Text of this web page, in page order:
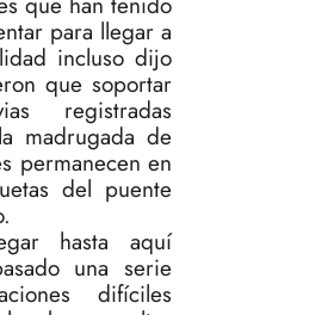
para llegar a
incluso dijo
que soportar
registradas
madrugada de
permanecen en
del puente
hasta aquí
una serie
difíciles